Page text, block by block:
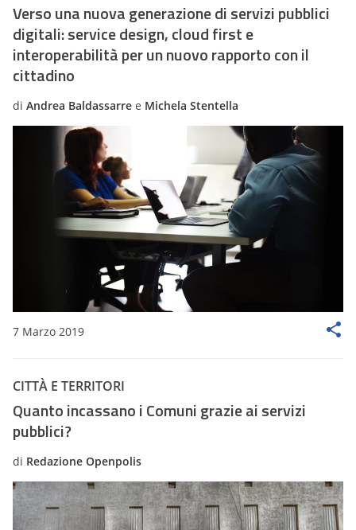
Verso una nuova generazione di servizi pubblici
digitali: service design, cloud first e
interoperabilità per un nuovo rapporto con il
cittadino
di Andrea Baldassarre e Michela Stentella
7 Marzo 2019
CITTÀ E TERRITORI
Quanto incassano i Comuni grazie ai servizi
pubblici?
di Redazione Openpolis